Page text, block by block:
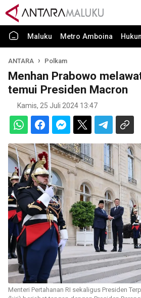
Maluku Metro Amboina
ANTARA Polkam
Menhan Prabowo
temui Presiden Macron
Kamis, 25 Juli 2024 13:47
Menteri Pertahanan RI sekaligus Presiden